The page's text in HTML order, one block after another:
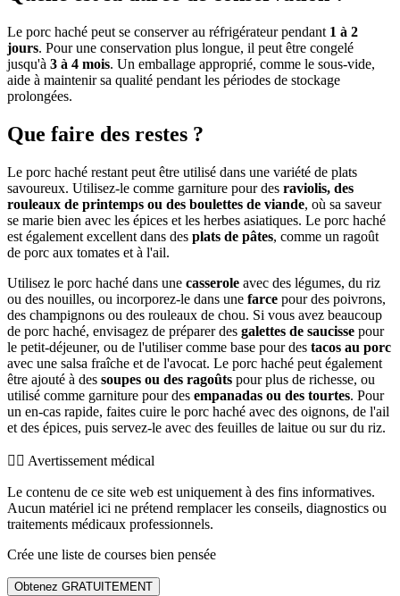
Le porc haché peut se conserver au réfrigérateur pendant 1 à 2
jours. Pour une conservation plus longue, il peut être congelé
jusqu'à 3 à 4 mois. Un emballage approprié, comme le sous-vide,
aide à maintenir sa qualité pendant les périodes de stockage
prolongées.
Que faire des restes ?
Le porc haché restant peut être utilisé dans une variété de plats
savoureux. Utilisez-le comme garniture pour des raviolis, des
rouleaux de printemps ou des boulettes de viande, où sa saveur
se marie bien avec les épices et les herbes asiatiques. Le porc haché
est également excellent dans des plats de pâtes, comme un ragoût
de porc aux tomates et à l'ail.
Utilisez le porc haché dans une casserole avec des légumes, du riz
ou des nouilles, ou incorporez-le dans une farce pour des poivrons,
des champignons ou des rouleaux de chou. Si vous avez beaucoup
de porc haché, envisagez de préparer des galettes de saucisse pour
le petit-déjeuner, ou de l'utiliser comme base pour des tacos au porc
avec une salsa fraîche et de l'avocat. Le porc haché peut également
être ajouté à des soupes ou des ragoûts pour plus de richesse, ou
utilisé comme garniture pour des empanadas ou des tourtes. Pour
un en-cas rapide, faites cuire le porc haché avec des oignons, de l'ail
et des épices, puis servez-le avec des feuilles de laitue ou sur du riz.
👨‍⚕️️ Avertissement médical
Le contenu de ce site web est uniquement à des fins informatives.
Aucun matériel ici ne prétend remplacer les conseils, diagnostics ou
traitements médicaux professionnels.
Crée une liste de courses bien pensée
Obtenez GRATUITEMENT